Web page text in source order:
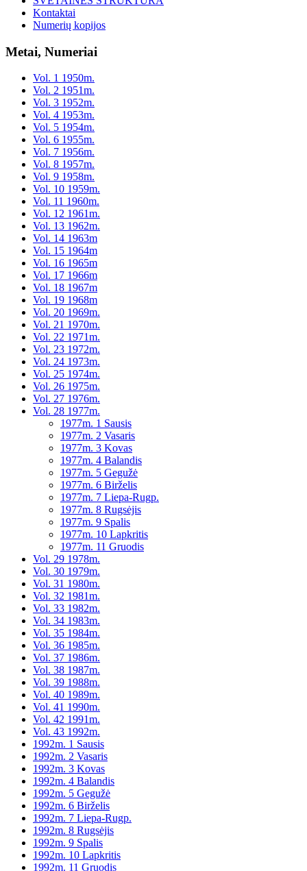
Kontaktai
Numerių kopijos
Metai, Numeriai
Vol. 1 1950m.
Vol. 2 1951m.
Vol. 3 1952m.
Vol. 4 1953m.
Vol. 5 1954m.
Vol. 6 1955m.
Vol. 7 1956m.
Vol. 8 1957m.
Vol. 9 1958m.
Vol. 10 1959m.
Vol. 11 1960m.
Vol. 12 1961m.
Vol. 13 1962m.
Vol. 14 1963m
Vol. 15 1964m
Vol. 16 1965m
Vol. 17 1966m
Vol. 18 1967m
Vol. 19 1968m
Vol. 20 1969m.
Vol. 21 1970m.
Vol. 22 1971m.
Vol. 23 1972m.
Vol. 24 1973m.
Vol. 25 1974m.
Vol. 26 1975m.
Vol. 27 1976m.
Vol. 28 1977m.
1977m. 1 Sausis
1977m. 2 Vasaris
1977m. 3 Kovas
1977m. 4 Balandis
1977m. 5 Gegužė
1977m. 6 Birželis
1977m. 7 Liepa-Rugp.
1977m. 8 Rugsėjis
1977m. 9 Spalis
1977m. 10 Lapkritis
1977m. 11 Gruodis
Vol. 29 1978m.
Vol. 30 1979m.
Vol. 31 1980m.
Vol. 32 1981m.
Vol. 33 1982m.
Vol. 34 1983m.
Vol. 35 1984m.
Vol. 36 1985m.
Vol. 37 1986m.
Vol. 38 1987m.
Vol. 39 1988m.
Vol. 40 1989m.
Vol. 41 1990m.
Vol. 42 1991m.
Vol. 43 1992m.
1992m. 1 Sausis
1992m. 2 Vasaris
1992m. 3 Kovas
1992m. 4 Balandis
1992m. 5 Gegužė
1992m. 6 Birželis
1992m. 7 Liepa-Rugp.
1992m. 8 Rugsėjis
1992m. 9 Spalis
1992m. 10 Lapkritis
1992m. 11 Gruodis